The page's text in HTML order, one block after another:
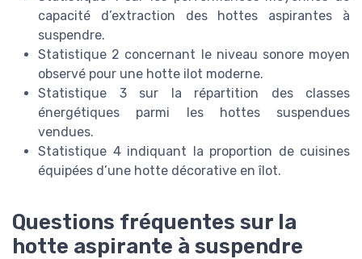
capacité d’extraction des hottes aspirantes à
suspendre.
Statistique 2 concernant le niveau sonore moyen
observé pour une hotte ilot moderne.
Statistique 3 sur la répartition des classes
énergétiques parmi les hottes suspendues
vendues.
Statistique 4 indiquant la proportion de cuisines
équipées d’une hotte décorative en îlot.
Questions fréquentes sur la
hotte aspirante à suspendre